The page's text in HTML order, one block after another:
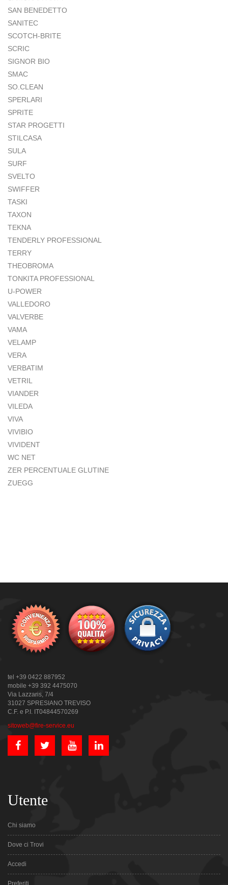
SAN BENEDETTO
SANITEC
SCOTCH-BRITE
SCRIC
SIGNOR BIO
SMAC
SO.CLEAN
SPERLARI
SPRITE
STAR PROGETTI
STILCASA
SULA
SURF
SVELTO
SWIFFER
TASKI
TAXON
TEKNA
TENDERLY PROFESSIONAL
TERRY
THEOBROMA
TONKITA PROFESSIONAL
U-POWER
VALLEDORO
VALVERBE
VAMA
VELAMP
VERA
VERBATIM
VETRIL
VIANDER
VILEDA
VIVA
VIVIBIO
VIVIDENT
WC NET
ZER PERCENTUALE GLUTINE
ZUEGG
tel +39 0422 887952
mobile +39 392 4475070
Via Lazzaris, 7/4
31027 SPRESIANO TREVISO
C.F. e P.I. IT04844570269
sitoweb@fire-service.eu
Utente
Chi siamo
Dove ci Trovi
Accedi
Preferiti